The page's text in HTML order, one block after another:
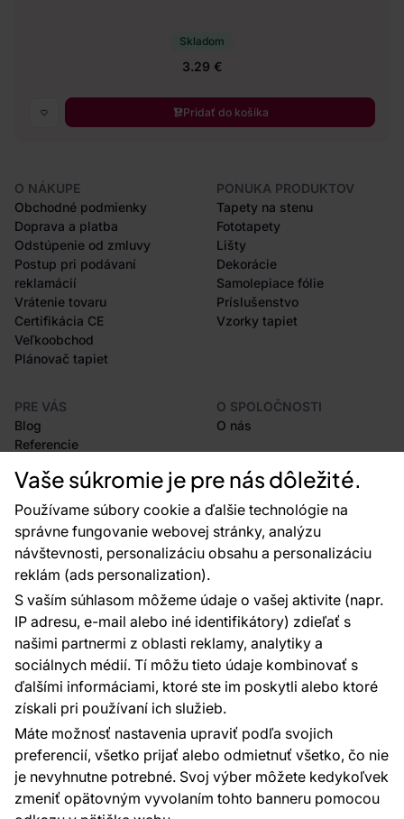
Vaše súkromie je pre nás dôležité.
Používame súbory cookie a ďalšie technológie na
správne fungovanie webovej stránky, analýzu
návštevnosti, personalizáciu obsahu a personalizáciu
reklám (ads personalization).
S vaším súhlasom môžeme údaje o vašej aktivite (napr.
IP adresu, e-mail alebo iné identifikátory) zdieľať s
našimi partnermi z oblasti reklamy, analytiky a
sociálnych médií. Tí môžu tieto údaje kombinovať s
ďalšími informáciami, ktoré ste im poskytli alebo ktoré
získali pri používaní ich služieb.
Máte možnosť nastavenia upraviť podľa svojich
preferencií, všetko prijať alebo odmietnuť všetko, čo nie
je nevyhnutne potrebné. Svoj výber môžete kedykoľvek
zmeniť opätovným vyvolaním tohto banneru pomocou
Skladom
3.29 €
Pridať do košíka
O NÁKUPE
Obchodné podmienky
Doprava a platba
Odstúpenie od zmluvy
Postup pri podávaní
reklamácií
Vrátenie tovaru
Certifikácia CE
Veľkoobchod
Plánovač tapiet
PONUKA PRODUKTOV
Tapety na stenu
Fototapety
Lišty
Dekorácie
Samolepiace fólie
Príslušenstvo
Vzorky tapiet
PRE VÁS
Blog
Referencie
Rady a tipy
Najčastejšie otázky
O SPOLOČNOSTI
O nás
Kontakty
Sme tu pre vás 24 hodín denne, 7 dní v
týždni
+420 777 004 021
info@vavex.cz
Vavex 1990 s.r.o., IČ: 26776251, DIČ: CZ26776251
Dělostřelecká 330, Příbram 261 01
Ďalšie kontakty
Platobné metódy: